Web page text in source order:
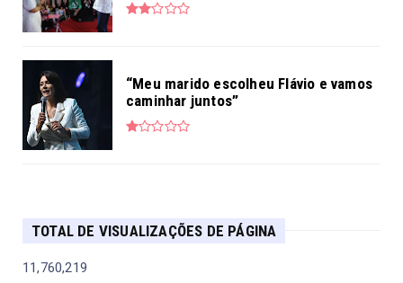
“Meu marido escolheu Flávio e vamos
caminhar juntos”
TOTAL DE VISUALIZAÇÕES DE PÁGINA
11,760,219